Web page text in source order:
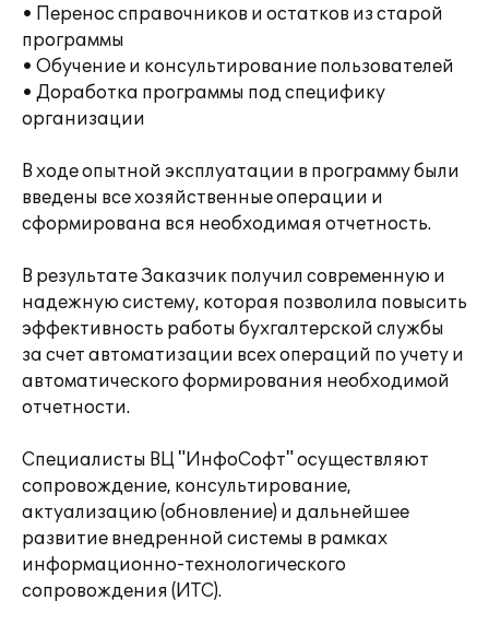
• Перенос справочников и остатков из старой
программы
• Обучение и консультирование пользователей
• Доработка программы под специфику
организации
В ходе опытной эксплуатации в программу были
введены все хозяйственные операции и
сформирована вся необходимая отчетность.
В результате Заказчик получил современную и
надежную систему, которая позволила повысить
эффективность работы бухгалтерской службы
за счет автоматизации всех операций по учету и
автоматического формирования необходимой
отчетности.
Специалисты ВЦ "ИнфоСофт" осуществляют
сопровождение, консультирование,
актуализацию (обновление) и дальнейшее
развитие внедренной системы в рамках
информационно-технологического
сопровождения (ИТС).